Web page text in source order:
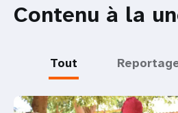
Contenu à la
Tout